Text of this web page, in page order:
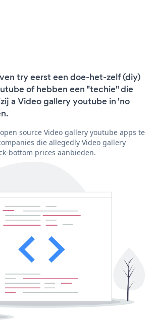
try eerst een doe-het-zelf (diy)
of hebben een "techie" die
a Video gallery youtube in 'no
source Video gallery youtube apps te
die allegedly Video gallery
bottom prices aanbieden.